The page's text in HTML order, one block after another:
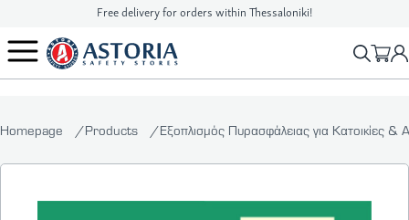
Free delivery for orders within Thessaloniki!
2310 90 16 16 info@astoriasafetystores.gr
Homepage Products Εξοπλισμός Πυρασφάλειας για Κατοικίες